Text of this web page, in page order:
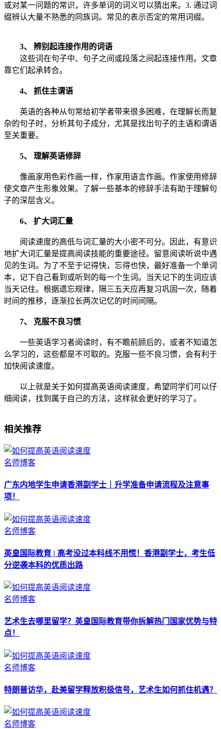
或对某一问题的常识，许多单词的词义可以猜出来。3. 通过词
缀辨认大量不熟悉的同族词。常见的表示否定的常用词缀。
3、 辨别起连接作用的词语
这些词在句子中、句子之间或段落之间起连接作用。文章
靠它们起承转合。
4、 抓住主谓语
英语的各种从句常给初学者带来很多困难，在理解长而复
杂的句子时，分析其句子成分，尤其是找出句子的主语和谓语
至关重要。
5、 理解英语修辞
像画家用色彩作画一样，作家用语言作画。作家使用修辞
使文章产生形象效果。了解一些基本的修辞手法有助于理解句
子的深层含义。
6、 扩大词汇量
阅读速度的高低与词汇量的大小密不可分。因此，有意识
地扩大词汇量是提高阅读技能的重要途径。留意阅读听说中遇
见的生词。为了不至于记得快，忘得也快，最好准备一个单词
本，记下自己看到或听到的每一个生词。当天记下的生词应该
当天记住。根据遗忘规律，隔三五天应再复习巩固一次，随着
时间的推移，逐渐拉长两次记忆的时间间隔。
7、 克服不良习惯
一些英语学习者阅读时，有不瞻前顾后的，或者不知道怎
么学习的，这些都是不可取的。克服一些不良习惯，会有利于
加快阅读速度。
以上就是关于如何提高英语阅读速度，希望同学们可以仔
细阅读，找到属于自己的方法，这样就会更好的学习了。
相关推荐
名师博客
广东内地学生申请香港副学士｜升学准备申请流程及注意事
项！
名师博客
英皇国际教育 | 高考没过本科线不用慌！香港副学士，考生低
分逆袭本科的优质出路
名师博客
艺术生去哪里留学？英皇国际教育带你拆解热门国家优势与特
点！
名师博客
特朗普访华，赴美留学释放积极信号，艺术生如何抓住机遇？
名师博客